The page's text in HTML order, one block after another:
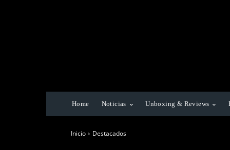
Home Noticias Unboxing & Reviews
Inicio Destacados